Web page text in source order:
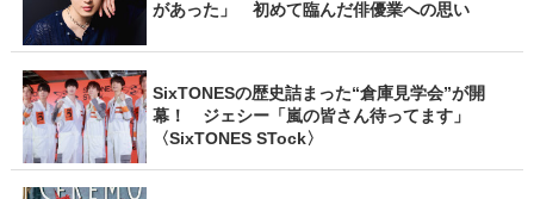
があった」 初めて臨んだ俳優業への思い
SixTONESの歴史詰まった“倉庫見学会”が開
幕！ ジェシー「嵐の皆さん待ってます」
〈SixTONES STock〉